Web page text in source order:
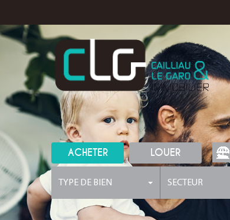
ACHETER LOUER
TYPE DE BIEN SECTEUR